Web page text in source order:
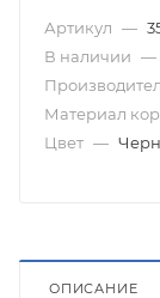
Артикул —
В наличии —
Материал
Цвет —
ОПИСАНИЕ